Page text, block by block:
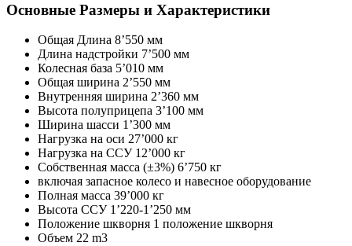
Основные Размеры и Характеристики
Общая Длина 8’550 мм
Длина надстройки 7’500 мм
Колесная база 5’010 мм
Общая ширина 2’550 мм
Внутренняя ширина 2’360 мм
Высота полуприцепа 3’100 мм
Ширина шасси 1’300 мм
Нагрузка на оси 27’000 кг
Нагрузка на ССУ 12’000 кг
Собственная масса (±3%) 6’750 кг
включая запасное колесо и навесное оборудование
Полная масса 39’000 кг
Высота ССУ 1’220-1’250 мм
Положение шкворня 1 положение шкворня
Объем 22 m3